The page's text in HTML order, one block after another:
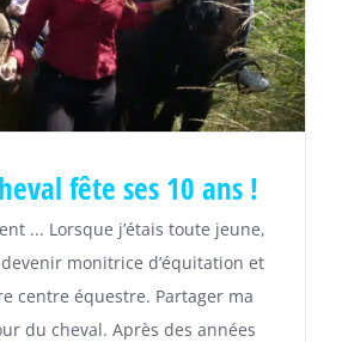
fête ses 10 ans !
... Lorsque j’étais toute jeune,
devenir monitrice d’équitation et
centre équestre. Partager ma
du cheval. Après des années